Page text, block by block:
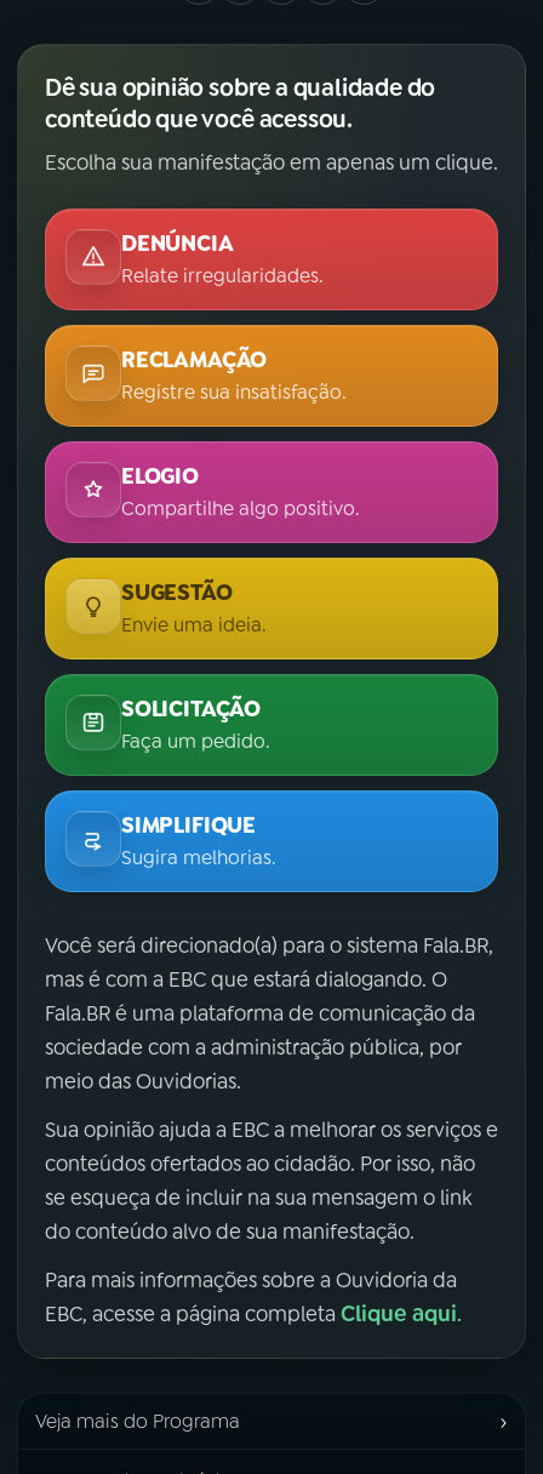
Dê sua opinião sobre a qualidade do
conteúdo que você acessou.
Escolha sua manifestação em apenas um clique.
DENÚNCIA
Relate irregularidades.
RECLAMAÇÃO
Registre sua insatisfação.
ELOGIO
Compartilhe algo positivo.
SUGESTÃO
Envie uma ideia.
SOLICITAÇÃO
Faça um pedido.
SIMPLIFIQUE
Sugira melhorias.
Você será direcionado(a) para o sistema Fala.BR,
mas é com a EBC que estará dialogando. O
Fala.BR é uma plataforma de comunicação da
sociedade com a administração pública, por
meio das Ouvidorias.
Sua opinião ajuda a EBC a melhorar os serviços e
conteúdos ofertados ao cidadão. Por isso, não
se esqueça de incluir na sua mensagem o link
do conteúdo alvo de sua manifestação.
Para mais informações sobre a Ouvidoria da
EBC, acesse a página completa Clique aqui.
Veja mais do Programa ›